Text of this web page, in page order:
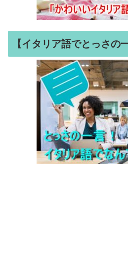
【イタリア語でとっさの